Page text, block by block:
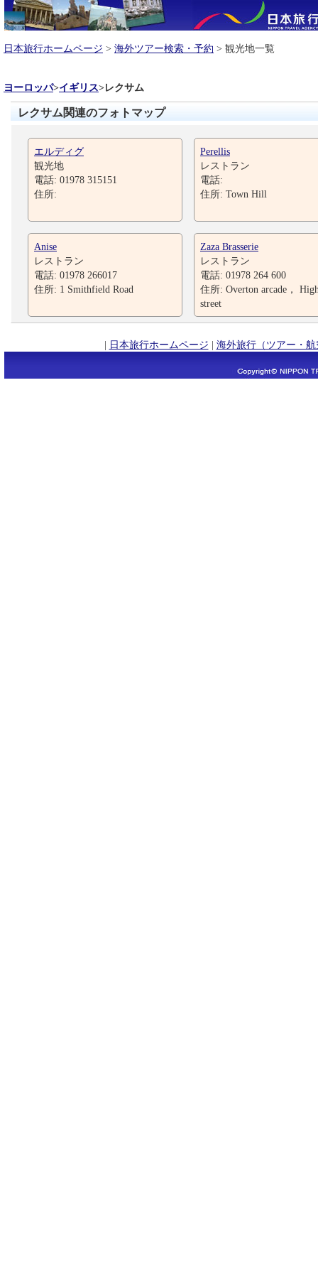
日本旅行ホームページ > 海外ツアー検索・予約 > 観光地一覧
ヨーロッパ>イギリス>レクサム
レクサム関連のフォトマップ
エルディグ
観光地
電話: 01978 315151
住所:
Perellis
レストラン
電話:
住所: Town Hill
Anise
レストラン
電話: 01978 266017
住所: 1 Smithfield Road
Zaza Brasserie
レストラン
電話: 01978 264 600
住所: Overton arcade，
street
| 日本旅行ホームページ | 海外旅行（ツアー・航